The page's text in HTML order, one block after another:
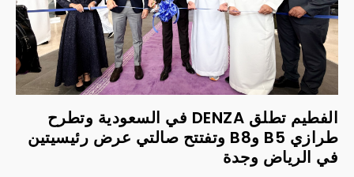
الفطيم تطلق DENZA في السعودية وتطرح
طرازي B5 وB8 وتفتتح صالتي عرض رئيسيتين
في الرياض وجدة